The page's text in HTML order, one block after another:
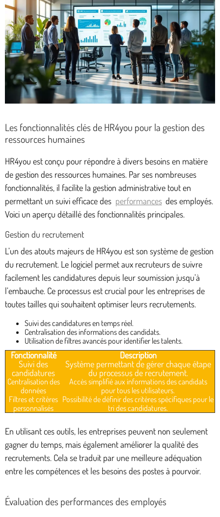
Les fonctionnalités clés de HR4you pour la gestion des
ressources humaines
HR4you est conçu pour répondre à divers besoins en matière
de gestion des ressources humaines. Par ses nombreuses
fonctionnalités, il facilite la gestion administrative tout en
permettant un suivi efficace des performances des employés.
Voici un aperçu détaillé des fonctionnalités principales.
Gestion du recrutement
L’un des atouts majeurs de HR4you est son système de gestion
du recrutement. Le logiciel permet aux recruteurs de suivre
facilement les candidatures depuis leur soumission jusqu’à
l’embauche. Ce processus est crucial pour les entreprises de
toutes tailles qui souhaitent optimiser leurs recrutements.
Suivi des candidatures en temps réel.
Centralisation des informations des candidats.
Utilisation de filtres avancés pour identifier les talents.
Fonctionnalité
Description
Suivi des
candidatures
Système permettant de gérer chaque étape
du processus de recrutement.
Centralisation des
données
Accès simplifié aux informations des candidats
pour tous les utilisateurs.
Filtres et critères
personnalisés
Possibilité de définir des critères spécifiques pour le
tri des candidatures.
En utilisant ces outils, les entreprises peuvent non seulement
gagner du temps, mais également améliorer la qualité des
recrutements. Cela se traduit par une meilleure adéquation
entre les compétences et les besoins des postes à pourvoir.
Évaluation des performances des employés